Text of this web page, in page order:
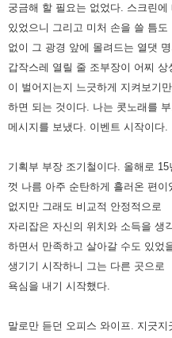
궁금해 할 필요는 없었다. 스크린에
있었으니 그리고 미처 손을 쓸 틈도
없이 그 광경 앞에 몰려드는 열댓
갑작스레 열릴 줄 조부장이 어찌
이 벌어지는지 느긋하게 지켜보기만
하면 되는 것이다. 나는 콧노래를
메시지를 보냈다. 이벤트 시작이다.
기획부 부장 조기철이다. 올해로
껏 나름 아주 순탄하게 흘러온 편이
없지만 그래도 비교적 안정적으로
자리잡은 자신의 위치와 소득을 생
하면서 만족하고 살아갈 수도 있었
생기기 시작하니 그는 다른 곳으로
욕심을 내기 시작했다.
말로만 듣던 오피스 와이프. 지긋지